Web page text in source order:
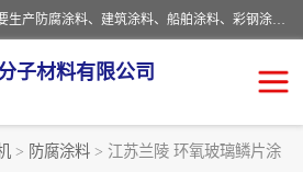
江苏兰陵化工集团有限公司主要生产防腐涂料、建筑涂料、船舶涂料、彩钢涂料、粉末涂料五大类产品，具备10 万吨年生产能力，可以提供优质精良的涂装施工服务，产品广销全国各地，大量出口亚非欧及拉美等国家。
子材料有限公司
> 防腐涂料 > 江苏兰陵 环氧玻璃鳞片涂